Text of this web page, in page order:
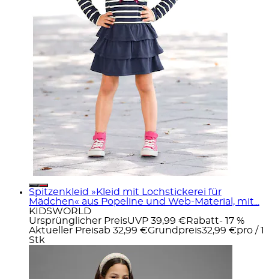
Spitzenkleid »Kleid mit Lochstickerei für
Mädchen« aus Popeline und Web-Material, mit...
KIDSWORLD
Ursprünglicher PreisUVP 39,99 € Rabatt- 17 %
Aktueller Preisab 32,99 €Grundpreis32,99 €pro / 1
Stk